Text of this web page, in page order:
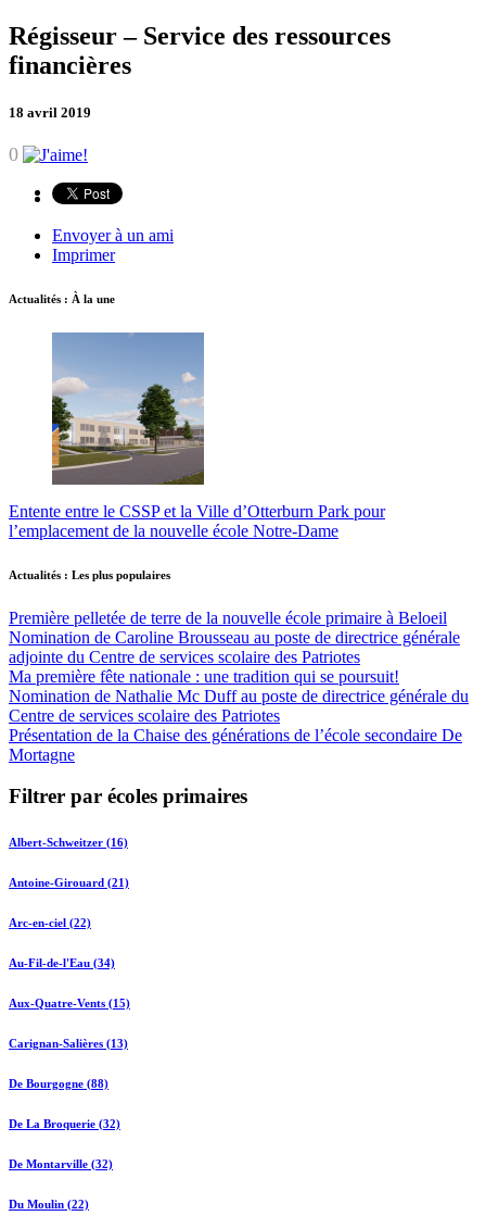
Régisseur – Service des ressources
financières
18 avril 2019
0
Envoyer à un ami
Imprimer
Actualités : À la une
Entente entre le CSSP et la Ville d’Otterburn Park pour
l’emplacement de la nouvelle école Notre-Dame
Actualités : Les plus populaires
Première pelletée de terre de la nouvelle école primaire à Beloeil
Nomination de Caroline Brousseau au poste de directrice générale
adjointe du Centre de services scolaire des Patriotes
Ma première fête nationale : une tradition qui se poursuit!
Nomination de Nathalie Mc Duff au poste de directrice générale du
Centre de services scolaire des Patriotes
Présentation de la Chaise des générations de l’école secondaire De
Mortagne
Filtrer par écoles primaires
Albert-Schweitzer (16)
Antoine-Girouard (21)
Arc-en-ciel (22)
Au-Fil-de-l'Eau (34)
Aux-Quatre-Vents (15)
Carignan-Salières (13)
De Bourgogne (88)
De La Broquerie (32)
De Montarville (32)
Du Moulin (22)